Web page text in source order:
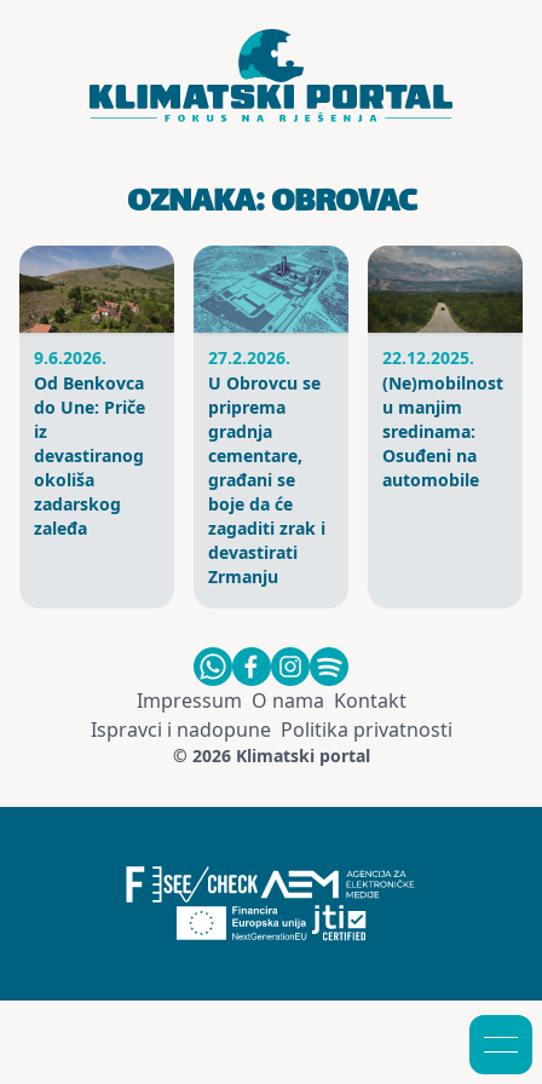
OZNAKA:OBROVAC
9.6.2026.
Od Benkovca
do Une: Priče
iz
devastiranog
okoliša
zadarskog
zaleđa
27.2.2026.
U Obrovcu se
priprema
gradnja
cementare,
građani se
boje da će
zagaditi zrak i
devastirati
Zrmanju
22.12.2025.
(Ne)mobilnost
u manjim
sredinama:
Osuđeni na
automobile
Impressum O nama Kontakt
Ispravci i nadopune Politika privatnosti
© 2026 Klimatski portal